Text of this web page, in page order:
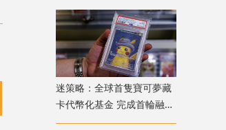
迷策略：全球首隻寶可夢藏
卡代幣化基金 完成首輪融資
兼獲超購